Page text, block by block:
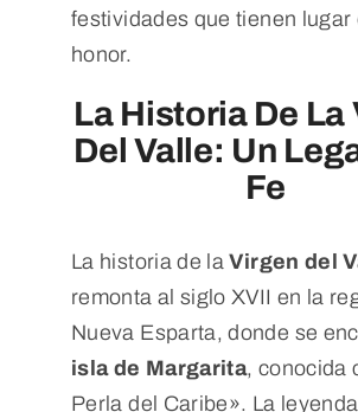
festividades que tienen lugar
honor.
La Historia De La
Del Valle: Un
Fe
La historia de laVirgen del
remonta al siglo XVII en la
Nueva Esparta, donde se
isla de Margarita, conocida
Perla del Caribe». La